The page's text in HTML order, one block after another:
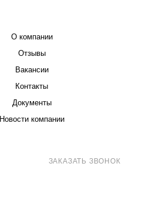
О компании
Отзывы
Вакансии
Контакты
Документы
Новости компании
ЗАКАЗАТЬ ЗВОНОК